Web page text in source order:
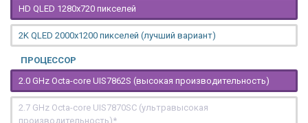
HD QLED 1280x720 пикселей
2K QLED 2000х1200 пикселей (лучший вариант)
ПРОЦЕССОР
2.0 GHz Octa-core UIS7862S (высокая производительность)
2.7 GHz Octa-core UIS7870SC (ультравысокая
производительность)*